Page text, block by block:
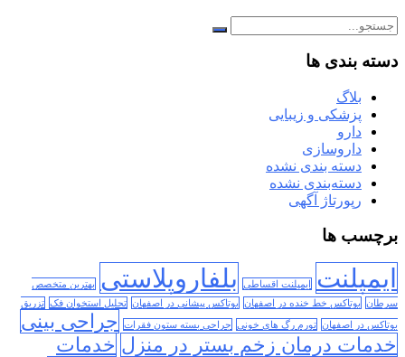
دسته بندی ها
بلاگ
پزشکی و زیبایی
دارو
داروسازی
دسته بندی نشده
دسته‌بندی نشده
رپورتاژ آگهی
برچسب ها
ایمپلنت ایمپلنت اقساطی بلفاروپلاستی
بهترین متخصص
سرطان بوتاکس خط خنده در اصفهان بوتاکس پیشانی در اصفهان تحلیل استخوان فک تزریق
بوتاکس در اصفهان تورم رگ های خونی جراحی بسته ستون فقرات
جراحی بینی
خدمات درمان زخم بستر در منزل خدمات